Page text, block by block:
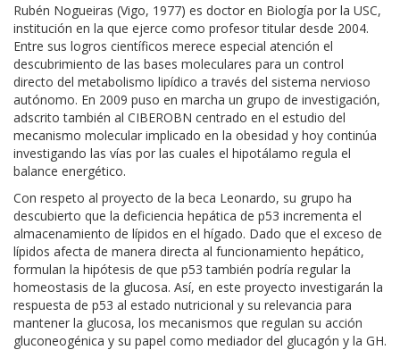
Rubén Nogueiras (Vigo, 1977) es doctor en Biología por la USC,
institución en la que ejerce como profesor titular desde 2004.
Entre sus logros científicos merece especial atención el
descubrimiento de las bases moleculares para un control
directo del metabolismo lipídico a través del sistema nervioso
autónomo. En 2009 puso en marcha un grupo de investigación,
adscrito también al CIBEROBN centrado en el estudio del
mecanismo molecular implicado en la obesidad y hoy continúa
investigando las vías por las cuales el hipotálamo regula el
balance energético.
Con respeto al proyecto de la beca Leonardo, su grupo ha
descubierto que la deficiencia hepática de p53 incrementa el
almacenamiento de lípidos en el hígado. Dado que el exceso de
lípidos afecta de manera directa al funcionamiento hepático,
formulan la hipótesis de que p53 también podría regular la
homeostasis de la glucosa. Así, en este proyecto investigarán la
respuesta de p53 al estado nutricional y su relevancia para
mantener la glucosa, los mecanismos que regulan su acción
gluconeogénica y su papel como mediador del glucagón y la GH.